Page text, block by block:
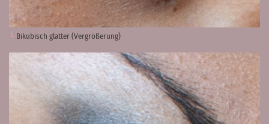
Bikubisch glatter (Vergrößerung)